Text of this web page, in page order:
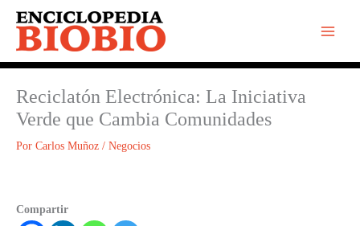
contenido
Reciclatón Electrónica: La Iniciativa
Verde que Cambia Comunidades
Por Carlos Muñoz / Negocios
Compartir